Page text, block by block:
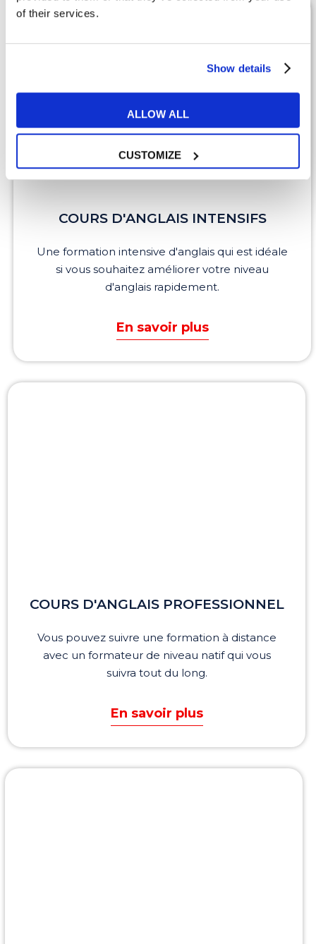
of their services.
Show details
ALLOW ALL
CUSTOMIZE
COURS D'ANGLAIS PROFESSIONNEL
Vous pouvez suivre une formation à distance
avec un formateur de niveau natif qui vous
suivra tout du long.
En savoir plus
COURS D'ANGLAIS INTENSIFS
Une formation intensive d'anglais qui est idéale
si vous souhaitez améliorer votre niveau
d'anglais rapidement.
En savoir plus